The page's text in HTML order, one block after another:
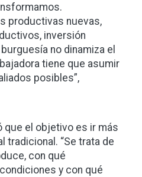
productivas nuevas,
inversión
no dinamiza el
tiene que asumir
posibles”,
que el objetivo es ir más
tradicional. “Se trata de
con qué
y con qué